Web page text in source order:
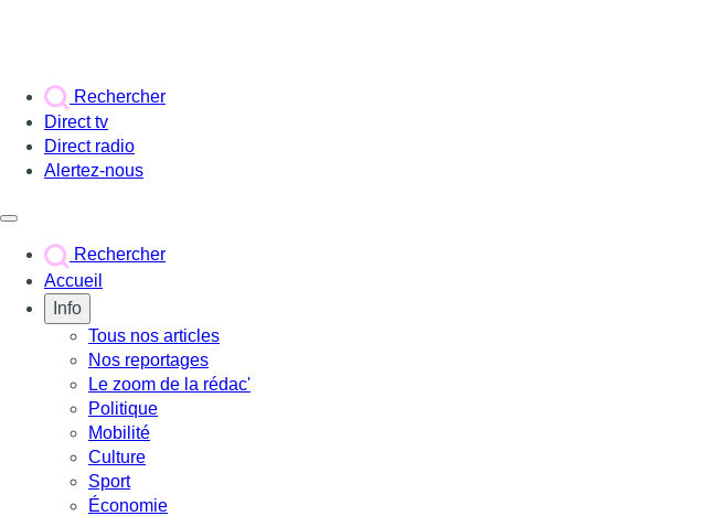
Rechercher
Direct tv
Direct radio
Alertez-nous
Rechercher
Accueil
Info
Tous nos articles
Nos reportages
Le zoom de la rédac'
Politique
Mobilité
Culture
Sport
Économie